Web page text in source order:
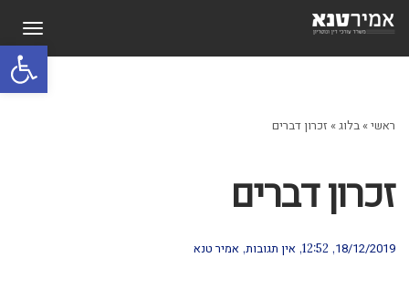
פתח
ראשי»בלוג» זכרון דברים
זכרון דברים
18/12/2019
12:52 אין תגובות אמיר טנא